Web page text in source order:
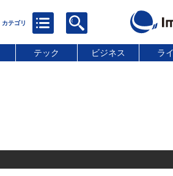
テック ビジネス ラ